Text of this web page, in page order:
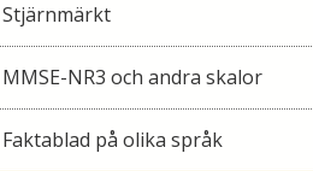
Stjärnmärkt
MMSE-NR3 och andra skalor
Faktablad på olika språk